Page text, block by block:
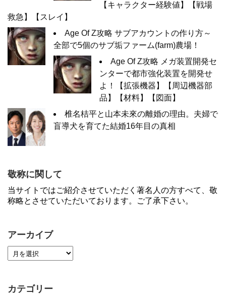
【キャラクター経験値】【戦場
救急】【スレイ】
Age Of Z攻略 サブアカウントの作り方～
全部で5個のサブ垢ファーム(farm)農場！
Age Of Z攻略 メガ装置開発セ
ンターで都市強化装置を開発せ
よ！【拡張機器】【周辺機器部
品】【材料】【図面】
椎名桔平と山本未來の離婚の理由。夫婦で
盲導犬を育てた結婚16年目の真相
敬称に関して
当サイトではご紹介させていただく著名人の方すべて、敬
称略とさせていただいております。ご了承下さい。
アーカイブ
カテゴリー